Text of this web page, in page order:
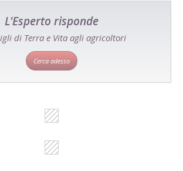
L'Esperto risponde
di Terra e Vita agli agricoltori
Cerca adesso